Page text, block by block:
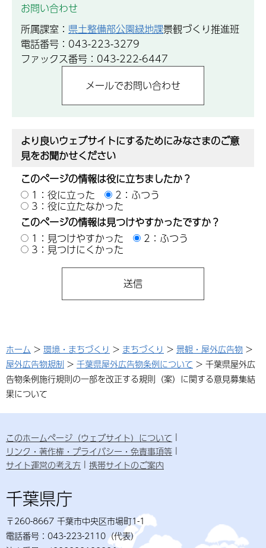
お問い合わせ
所属課室： 県土整備部公園緑地課景観づくり推進班
電話番号：043-223-3279
ファックス番号：043-222-6447
より良いウェブサイトにするためにみなさまのご意
見をお聞かせください
このページの情報は役に立ちましたか？
1：役に立った
2：ふつう
3：役に立たなかった
このページの情報は見つけやすかったですか？
1：見つけやすかった
2：ふつう
3：見つけにくかった
ホーム > 環境・まちづくり > まちづくり > 景観・屋外広告物 >
屋外広告物規制 > 千葉県屋外広告物条例について > 千葉県屋外広
告物条例施行規則の一部を改正する規則（案）に関する意見募集結
果について
このホームページ（ウェブサイト）について
リンク・著作権・プライバシー・免責事項等
サイト運営の考え方
携帯サイトのご案内
千葉県庁
〒260-8667 千葉市中央区市場町1-1
電話番号：043-223-2110（代表）